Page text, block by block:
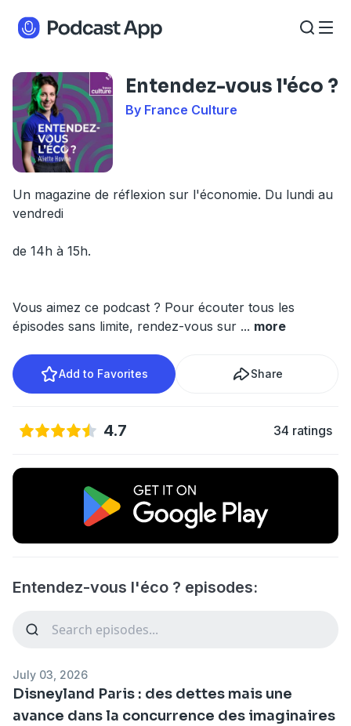
Entendez-vous l'éco ?
By France Culture
Un magazine de réflexion sur l'économie. Du lundi au
vendredi
de 14h à 15h.
Vous aimez ce podcast ? Pour écouter tous les
épisodes sans limite, rendez-vous sur ... more
Add to Favorites Share
4.7 34 ratings
Entendez-vous l'éco ? episodes:
July 03, 2026
Disneyland Paris : des dettes mais une
avance dans la concurrence des imaginaires